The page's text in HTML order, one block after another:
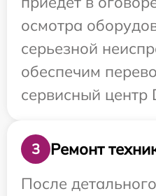
осмотра
серьезной
обеспечим
сервисный центр
3
Ремонт
После